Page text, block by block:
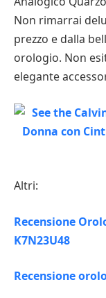
Non rimarrai
prezzo e dalla
orologio. Non
elegante
Altri:
Recensione
K7N23U48
Recensione